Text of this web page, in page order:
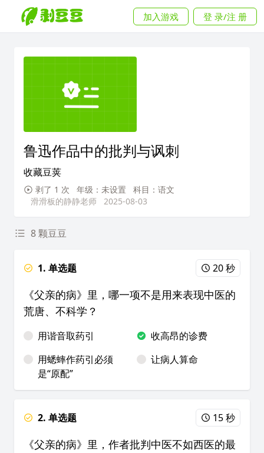
加入游戏 登 录/注 册
鲁迅作品中的批判与讽刺
收藏豆荚
剥了 1 次 年级：未设置
科目：语文
滑滑板的静静老师
2025-08-03
8 颗豆豆
1. 单选题 20 秒
《父亲的病》里，哪一项不是用来表现中医的
荒唐、不科学？
用谐音取药引
收高昂的诊费
用蟋蟀作药引必须
是“原配”
让病人算命
2. 单选题 15 秒
《父亲的病》里，作者批判中医不如西医的最